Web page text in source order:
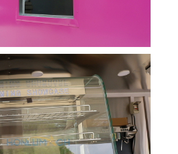
Čeština
Slovenščina
Latviešu valoda
Dansk
Hrvatski
Norsk nynorsk